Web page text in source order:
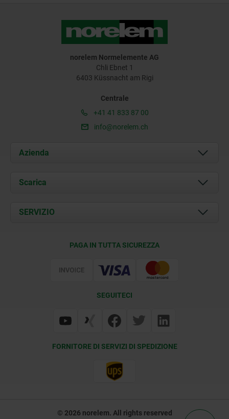
norelem Normelemente AG
Chli Ebnet 1
6403 Küssnacht am Rigi
Centrale
+41 41 833 87 00
info@norelem.ch
Azienda
Chi siamo
Contatti
Scarica
Documents
SERVIZIO
PAGA IN TUTTA SICUREZZA
SEGUITECI
FORNITORE DI SERVIZI DI SPEDIZIONE
© 2026 norelem. All rights reserved